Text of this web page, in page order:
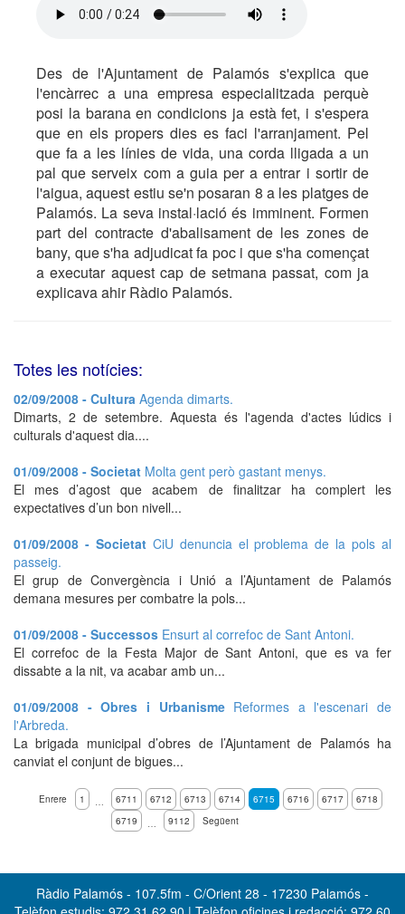
Des de l'Ajuntament de Palamós s'explica que
l'encàrrec a una empresa especialitzada perquè
posi la barana en condicions ja està fet, i s'espera
que en els propers dies es faci l'arranjament. Pel
que fa a les línies de vida, una corda lligada a un
pal que serveix com a guia per a entrar i sortir de
l'aigua, aquest estiu se'n posaran 8 a les platges de
Palamós. La seva instal·lació és imminent. Formen
part del contracte d'abalisament de les zones de
bany, que s'ha adjudicat fa poc i que s'ha començat
a executar aquest cap de setmana passat, com ja
explicava ahir Ràdio Palamós.
Totes les notícies:
02/09/2008 - Cultura Agenda dimarts.
Dimarts, 2 de setembre. Aquesta és l'agenda d'actes lúdics i
culturals d'aquest dia....
01/09/2008 - Societat Molta gent però gastant menys.
El mes d’agost que acabem de finalitzar ha complert les
expectatives d’un bon nivell...
01/09/2008 - Societat CiU denuncia el problema de la pols al
passeig.
El grup de Convergència i Unió a l’Ajuntament de Palamós
demana mesures per combatre la pols...
01/09/2008 - Successos Ensurt al correfoc de Sant Antoni.
El correfoc de la Festa Major de Sant Antoni, que es va fer
dissabte a la nit, va acabar amb un...
01/09/2008 - Obres i Urbanisme Reformes a l'escenari de
l'Arbreda.
La brigada municipal d’obres de l’Ajuntament de Palamós ha
canviat el conjunt de bigues...
Enrere 1 … 6711 6712 6713 6714 6715 6716 6717
6718
6719
… 9112 Següent
Ràdio Palamós - 107.5fm - C/Orient 28 - 17230 Palamós -